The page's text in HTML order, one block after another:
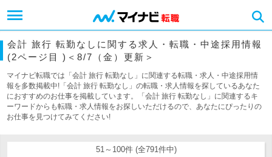
会計 旅行 転勤なしに関する求人・転職・中途採用情報
(2ページ目 )＜8/7（金）更新＞
マイナビ転職では「会計 旅行 転勤なし」に関連する転職・求人・中途採用情
報を多数掲載中!「会計 旅行 転勤なし」の転職・求人情報を探しているあなた
におすすめのお仕事を掲載しています。「会計 旅行 転勤なし」に関連するキ
ーワードからも転職・求人情報をお探しいただけるので、あなたにぴったりの
お仕事を見つけてみてください!
51～100件 (全791件中)